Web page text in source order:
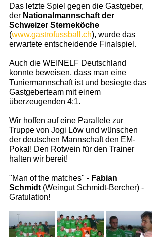
Das letzte Spiel gegen die Gastgeber,
der Nationalmannschaft der
Schweizer Sterneköche
(www.gastrofussball.ch), wurde das
erwartete entscheidende Finalspiel.
Auch die WEINELF Deutschland
konnte beweisen, dass man eine
Tuniermannschaft ist und besiegte das
Gastgeberteam mit einem
überzeugenden 4:1.
Wir hoffen auf eine Parallele zur
Truppe von Jogi Löw und wünschen
der deutschen Mannschaft den EM-
Pokal! Den Rotwein für den Trainer
halten wir bereit!
"Man of the matches" - Fabian
Schmidt (Weingut Schmidt-Bercher) -
Gratulation!